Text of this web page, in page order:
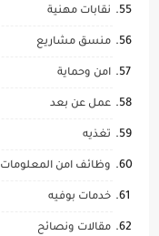
نقابات مهنية
منسق مشاريع
امن وحماية
عمل عن بعد
تغذيه
وظائف امن المعلومات
خدمات بوفيه
مقالات ونصائح